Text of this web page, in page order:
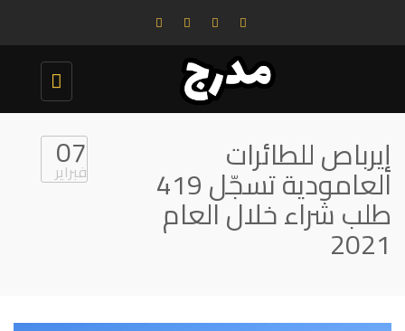
Toggle
navigation
إيرباص للطائرات
العامودية تسجّل 419
طلب شراء خلال العام
2021
07
فبراير